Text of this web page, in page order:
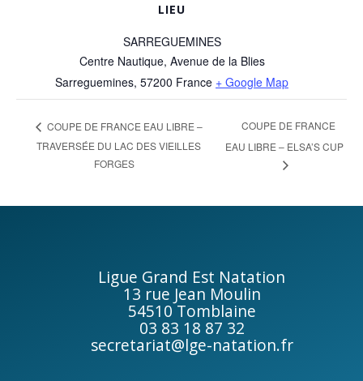
LIEU
SARREGUEMINES
Centre Nautique, Avenue de la Blies
Sarreguemines, 57200 France + Google Map
COUPE DE FRANCE EAU LIBRE –
TRAVERSÉE DU LAC DES VIEILLES
FORGES
COUPE DE FRANCE
EAU LIBRE – ELSA’S CUP
Ligue Grand Est Natation
13 rue Jean Moulin
54510 Tomblaine
03 83 18 87 32
secretariat@lge-natation.fr